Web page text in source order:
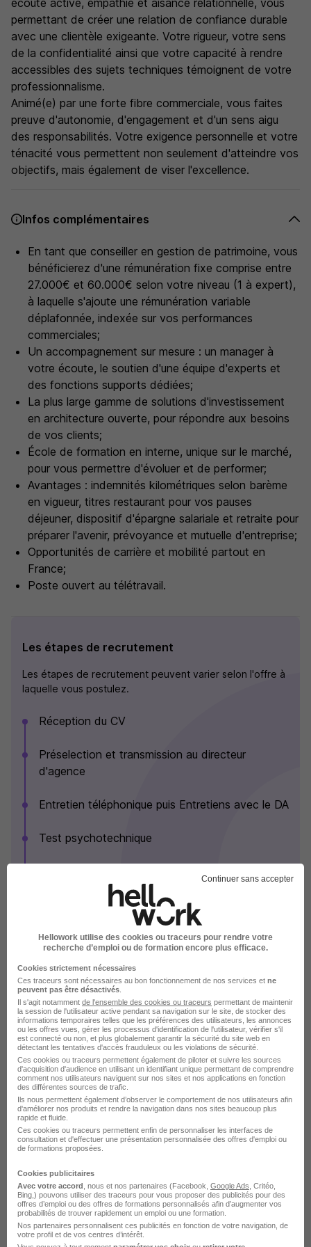
écoute active, empathie et aisance relationnelle, vous
permettant de créer une relation de confiance durable
avec une clientèle exigeante. Votre rigueur, votre sens
de la confidentialité ainsi que votre capacité à rendre
accessibles des sujets techniques témoignent de votre
professionnalisme.
Animé(e) par une forte fibre commerciale, vous faites
preuve d'autonomie, d'engagement et d'un sens aigu
des responsabilités. Votre exigence personnelle et votre
ténacité vous permettent non seulement d'atteindre vos
objectifs, mais également de viser l'excellence.
Infos complémentaires
En tant que conseiller en gestion de patrimoine, vous
bénéficierez d'une rémunération fixe comprise entre
27.000€ et 60.000€ selon votre niveau (1 à expert),
à laquelle s'ajoute une rémunération variable
déplafonnée, indexée sur vos performances
commerciales;
Un accompagnement sur mesure : un manager à
votre écoute, le soutien d'une équipe d'experts et
des fonctions supports dédiées;
La plus large gamme de solutions d'investissement
en architecture ouverte, pour répondre aux besoins
de vos clients;
École de formation en interne, unique sur le marché,
pour vous permettre d'évoluer et de performer;
Avantages : indemnités kilométriques selon barème
en vigueur, titres restaurant pour vos pauses
déjeuner, dispositif d'épargne salariale et retraite pour
préparer l'avenir, prévoyance et mutuelle d'entreprise;
Opportunités de carrière et mobilité partout en
France;
Poste ouvert au télétravail.
Les étapes de recrutement
Les étapes de recrutement peuvent varier selon l'offre à
laquelle vous postulez.
Réception du CV
Préselection et transmission au directeur
d'agence
Entretien téléphonique puis Entretiens avec le DA
Test psychotechnique
Voir plus
UFF en images
Publiée le 26/07/2026 - Réf : REF1606K
Continuer sans accepter
Hellowork utilise des cookies ou traceurs pour rendre votre
recherche d’emploi ou de formation encore plus efficace.
Cookies strictement nécessaires
Ces traceurs sont nécessaires au bon fonctionnement de nos services et ne
peuvent pas être désactivés
Il s'agit notamment de l'ensemble des cookies ou traceurs permettant de maintenir
la session de l'utilisateur active pendant sa navigation sur le site, de stocker des
informations temporaires telles que les préférences des utilisateurs, les annonces
ou les offres vues, gérer les processus d'identification de l'utilisateur, vérifier s'il
est connecté ou non, et plus globalement garantir la sécurité du site web en
détectant les tentatives d'accès frauduleux ou les violations de sécurité.
Ces cookies ou traceurs permettent également de piloter et suivre les sources
d'acquisition d'audience en utilisant un identifiant unique permettant de comprendre
comment nos utilisateurs naviguent sur nos sites et nos applications en fonction
des différentes sources de trafic.
Ils nous permettent également d’observer le comportement de nos utilisateurs afin
d'améliorer nos produits et rendre la navigation dans nos sites beaucoup plus
rapide et fluide.
Ces cookies ou traceurs permettent enfin de personnaliser les interfaces de
consultation et d'effectuer une présentation personnalisée des offres d'emploi ou
de formations proposées.
Cookies publicitaires
Avec votre accord , nous et nos partenaires (Facebook, Google Ads , Critéo,
Bing,) pouvons utiliser des traceurs pour vous proposer des publicités pour des
offres d’emploi ou des offres de formations personnalisés afin d’augmenter vos
probabilités de trouver rapidement un emploi ou une formation.
Nos partenaires personnalisent ces publicités en fonction de votre navigation, de
votre profil et de vos centres d’intérêt.